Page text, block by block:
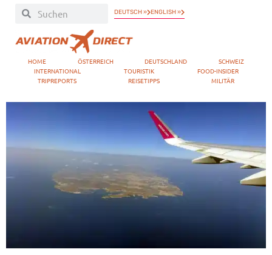
DEUTSCH » ENGLISH »
HOME ÖSTERREICH DEUTSCHLAND
SCHWEIZ
INTERNATIONAL
TOURISTIK
FOOD-INSIDER
TRIPREPORTS
REISETIPPS MILITÄR